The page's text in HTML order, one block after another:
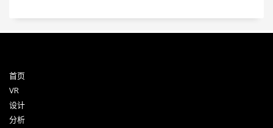
首页
VR
设计
分析